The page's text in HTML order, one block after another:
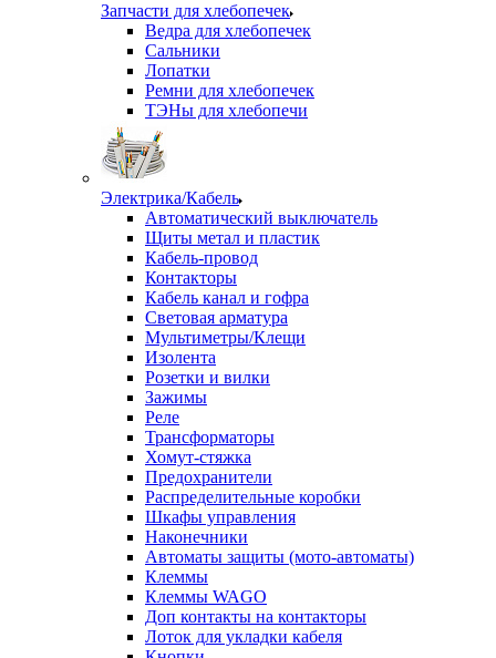
Запчасти для хлебопечек
Ведра для хлебопечек
Сальники
Лопатки
Ремни для хлебопечек
ТЭНы для хлебопечи
Электрика/Кабель
Автоматический выключатель
Щиты метал и пластик
Кабель-провод
Контакторы
Кабель канал и гофра
Световая арматура
Мультиметры/Клещи
Изолента
Розетки и вилки
Зажимы
Реле
Трансформаторы
Хомут-стяжка
Предохранители
Распределительные коробки
Шкафы управления
Наконечники
Автоматы защиты (мото-автоматы)
Клеммы
Клеммы WAGO
Доп контакты на контакторы
Лоток для укладки кабеля